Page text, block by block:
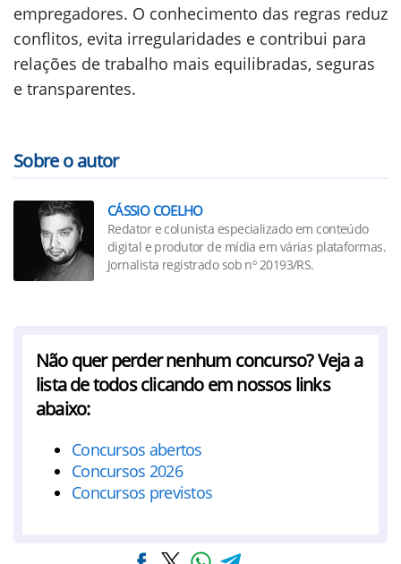
empregadores. O conhecimento das regras reduz
conflitos, evita irregularidades e contribui para
relações de trabalho mais equilibradas, seguras
e transparentes.
Sobre o autor
CÁSSIO COELHO
Redator e colunista especializado em conteúdo
digital e produtor de mídia em várias plataformas.
Jornalista registrado sob nº 20193/RS.
Não quer perder nenhum concurso? Veja a
lista de todos clicando em nossos links
abaixo:
Concursos abertos
Concursos 2026
Concursos previstos